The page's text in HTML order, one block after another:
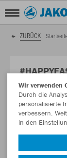
ZURÜCK Startseite
Wir verwenden
Durch die
personalisierte
verbessern.
in den